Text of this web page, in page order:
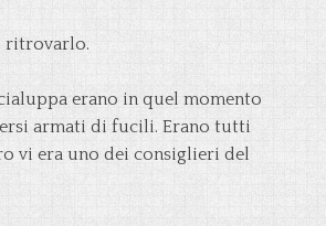
ritrovarlo.
erano in quel momento
armati di fucili. Erano tutti
vi era uno dei consiglieri del